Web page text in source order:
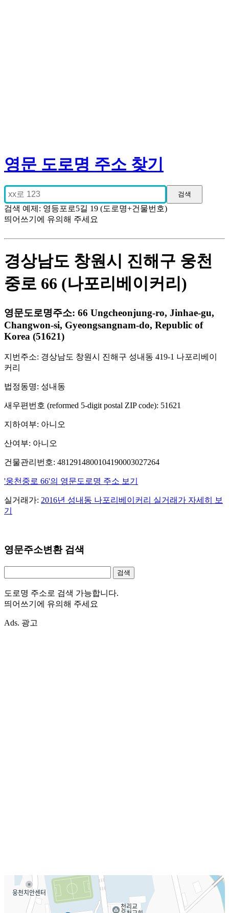
영문 도로명 주소 찾기
검색 예제: 영등포로5길 19 (도로명+건물번호)
띄어쓰기에 유의해 주세요
경상남도 창원시 진해구 웅천
중로 66 (나포리베이커리)
영문도로명주소: 66 Ungcheonjung-ro, Jinhae-gu,
Changwon-si, Gyeongsangnam-do, Republic of
Korea (51621)
지번주소: 경상남도 창원시 진해구 성내동 419-1 나포리베이
커리
법정동명: 성내동
새우편번호 (reformed 5-digit postal ZIP code): 51621
지하여부: 아니오
산여부: 아니오
건물관리번호: 4812914800104190003027264
'웅천중로 66'의 영문도로명 주소 보기
실거래가: 2016년 성내동 나포리베이커리 실거래가 자세히 보
기
영문주소변환 검색
도로명 주소로 검색 가능합니다.
띄어쓰기에 유의해 주세요
Ads. 광고